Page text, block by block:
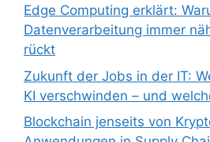
Edge Computing erklärt:
Datenverarbeitung immer
rückt
Zukunft der Jobs in der IT:
KI verschwinden – und
Blockchain jenseits von